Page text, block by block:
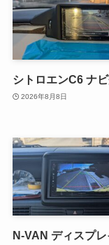
シトロエンC6 ナ
2026年8月8日
N-VAN ディスプ